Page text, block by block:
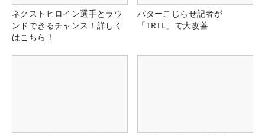
ネクストヒロイン選手とラウ
ンドできるチャンス！詳しく
はこちら！
パターこじらせ記者が
「TRTL」で大改善